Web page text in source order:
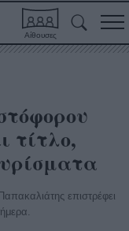
Αίθουσες
τίτλο,
επιστρέφει